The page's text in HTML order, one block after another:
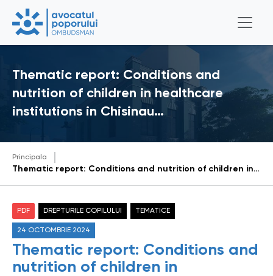
Thematic report: Conditions and
nutrition of children in healthcare
institutions in Chisinau…
Principala
Thematic report: Conditions and nutrition of children in healthcare institutions in Chisinau Municipality
PDF DREPTURILE COPILULUI TEMATICE
24 OCTOMBRIE 2024
Thematic report: Conditions and
nutrition of children in